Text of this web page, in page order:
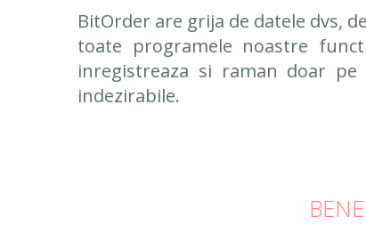
BitOrder are grija de datele dvs,
toate programele noastre
inregistreaza si raman doar
indezirabile.